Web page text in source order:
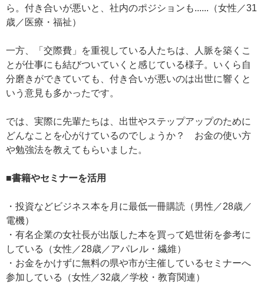
ら。付き合いが悪いと、社内のポジションも......（女性／31
歳／医療・福祉）
一方、「交際費」を重視している人たちは、人脈を築くこ
とが仕事にも結びついていくと感じている様子。いくら自
分磨きができていても、付き合いが悪いのは出世に響くと
いう意見も多かったです。
では、実際に先輩たちは、出世やステップアップのために
どんなことを心がけているのでしょうか？ お金の使い方
や勉強法を教えてもらいました。
■書籍やセミナーを活用
・投資などビジネス本を月に最低一冊購読（男性／28歳／
電機）
・有名企業の女社長が出版した本を買って処世術を参考に
している（女性／28歳／アパレル・繊維）
・お金をかけずに無料の県や市が主催しているセミナーへ
参加している（女性／32歳／学校・教育関連）